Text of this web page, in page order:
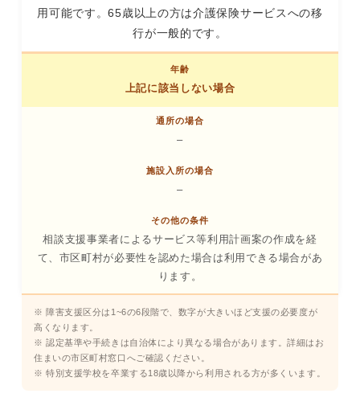
用可能です。65歳以上の方は介護保険サービスへの移
行が一般的です。
上記に該当しない場合
–
–
相談支援事業者によるサービス等利用計画案の作成を経
て、市区町村が必要性を認めた場合は利用できる場合があ
ります。
※ 障害支援区分は1~6の6段階で、数字が大きいほど支援の必要度が
高くなります。
※ 認定基準や手続きは自治体により異なる場合があります。詳細はお
住まいの市区町村窓口へご確認ください。
※ 特別支援学校を卒業する18歳以降から利用される方が多くいます。